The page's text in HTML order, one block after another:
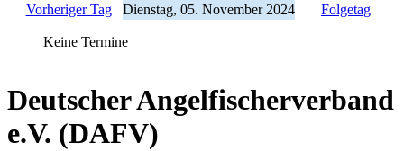
Vorheriger Tag Dienstag, 05. November 2024 Folgetag
Keine Termine
Deutscher Angelfischerverband
e.V. (DAFV)